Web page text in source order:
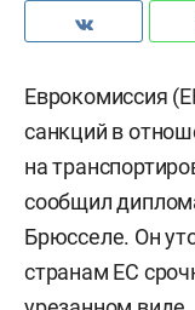
Еврокомиссия
санкций в
на
сообщил
Брюсселе. Он
странам ЕС